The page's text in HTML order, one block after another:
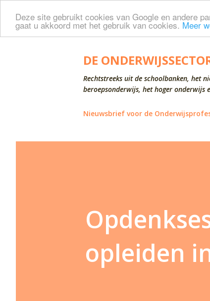
Deze site gebruikt cookies van Google en andere
gaat u akkoord met het gebruik van cookies. Meer
DE
Rechtstreeks uit de schoolbanken, het
beroepsonderwijs, het hoger onderwijs
Nieuwsbrief voor de
opleiden